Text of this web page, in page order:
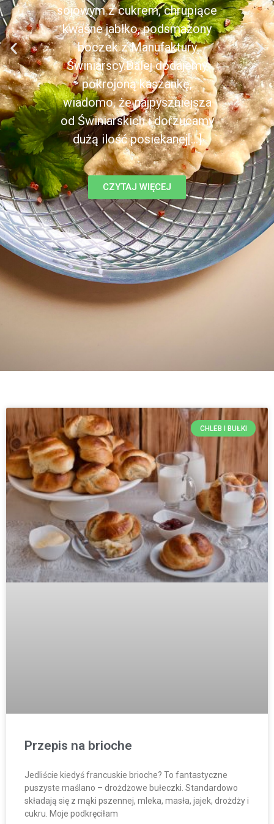
sojowym z cukrem, chrupiące
kwaśne jabłko, podsmażony
boczek z Manufaktury
Świniarscy.Dalej dodajemy
pokrojoną kaszankę,
wiadomo, że najpyszniejsza
od Świniarskich i dorzucamy
dużą ilość posiekanej[...]
CZYTAJ WIĘCEJ
CHLEB I BUŁKI
Przepis na brioche
Jedliście kiedyś francuskie brioche? To fantastyczne
puszyste maślano – drożdżowe bułeczki. Standardowo
składają się z mąki pszennej, mleka, masła, jajek, drożdży i
cukru. Moje podkręciłam